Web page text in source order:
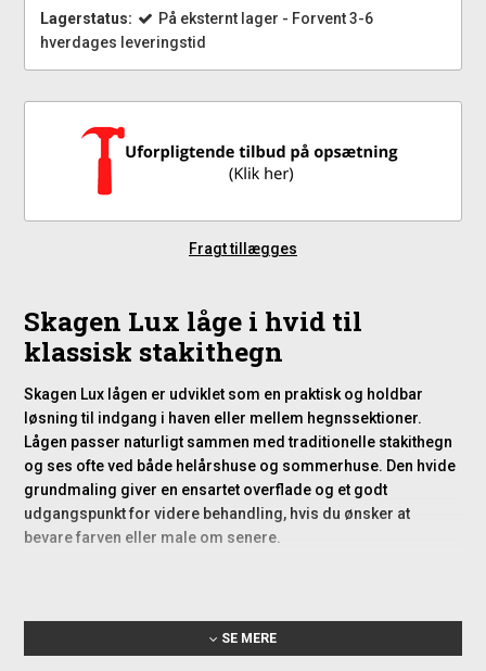
Lagerstatus:
På eksternt lager - Forvent 3-6
hverdages leveringstid
Fragt tillægges
Skagen Lux låge i hvid til
klassisk stakithegn
Skagen Lux lågen er udviklet som en praktisk og holdbar
løsning til indgang i haven eller mellem hegnssektioner.
Lågen passer naturligt sammen med traditionelle stakithegn
og ses ofte ved både helårshuse og sommerhuse. Den hvide
grundmaling giver en ensartet overflade og et godt
udgangspunkt for videre behandling, hvis du ønsker at
bevare farven eller male om senere.
Grundmalet hvid 2 gange
SE MERE